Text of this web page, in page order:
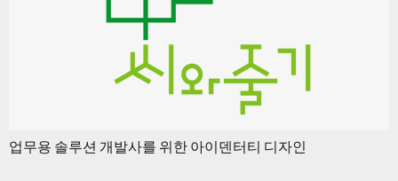
업무용 솔루션 개발사를 위한 아이덴터티 디자인